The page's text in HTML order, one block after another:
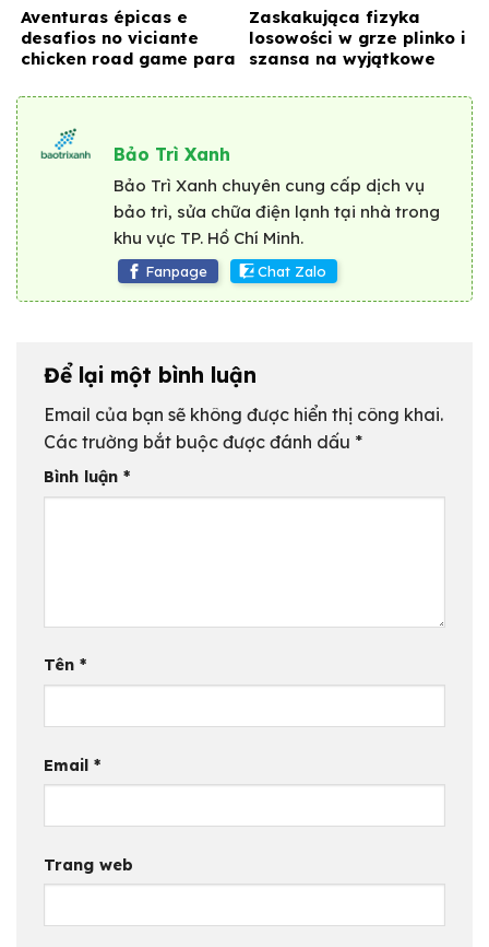
players
Aventuras épicas e
desafios no viciante
chicken road game para
Zaskakująca fizyka
losowości w grze plinko i
szansa na wyjątkowe
uczestnika
Bảo Trì Xanh
Bảo Trì Xanh chuyên cung cấp dịch vụ
bảo trì, sửa chữa điện lạnh tại nhà trong
khu vực TP. Hồ Chí Minh.
Fanpage Chat Zalo
Để lại một bình luận
Email của bạn sẽ không được hiển thị công khai.
Các trường bắt buộc được đánh dấu *
Bình luận *
Tên *
Email *
Trang web